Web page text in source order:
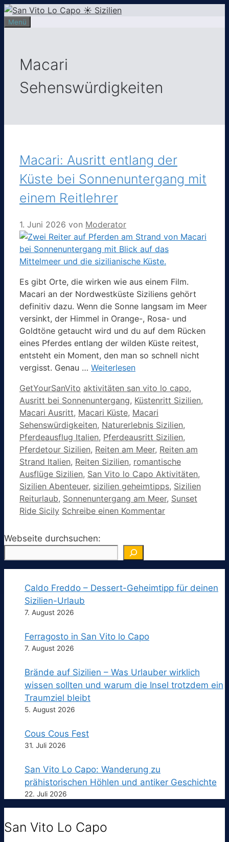
Zum
Inhalt
Menü
Macari
Sehenswürdigkeiten
Macari: Ausritt entlang der
Küste bei Sonnenuntergang mit
einem Reitlehrer
1. Juni 2026 von Moderator
Es gibt Orte, die wirken wie aus einem Film.
Macari an der Nordwestküste Siziliens gehört
definitiv dazu. Wenn die Sonne langsam im Meer
versinkt, der Himmel in Orange-, Rosa- und
Goldtöne getaucht wird und du auf dem Rücken
eines Pferdes entlang der wilden Küste reitest,
entsteht ein Moment, den man so schnell nicht
vergisst. Genau … Weiterlesen
Kategorien
GetYourSanVito Schlagwörter
aktivitäten san vito lo capo,
Ausritt bei Sonnenuntergang, Küstenritt Sizilien,
Macari Ausritt, Macari Küste, Macari
Sehenswürdigkeiten, Naturerlebnis Sizilien,
Pferdeausflug Italien, Pferdeausritt Sizilien,
Pferdetour Sizilien, Reiten am Meer, Reiten am
Strand Italien, Reiten Sizilien, romantische
Ausflüge Sizilien, San Vito lo Capo Aktivitäten,
Sizilien Abenteuer, sizilien geheimtipps, Sizilien
Reiturlaub, Sonnenuntergang am Meer, Sunset
Ride Sicily Schreibe einen Kommentar
Webseite durchsuchen:
Caldo Freddo – Dessert-Geheimtipp für deinen
Sizilien-Urlaub
7. August 2026
Ferragosto in San Vito lo Capo
7. August 2026
Brände auf Sizilien – Was Urlauber wirklich
wissen sollten und warum die Insel trotzdem ein
Traumziel bleibt
5. August 2026
Cous Cous Fest
31. Juli 2026
San Vito Lo Capo: Wanderung zu
prähistorischen Höhlen und antiker Geschichte
22. Juli 2026
San Vito Lo Capo